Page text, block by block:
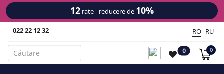
12rate - reducere de 10%
022 22 12 32 RO RU
0 0